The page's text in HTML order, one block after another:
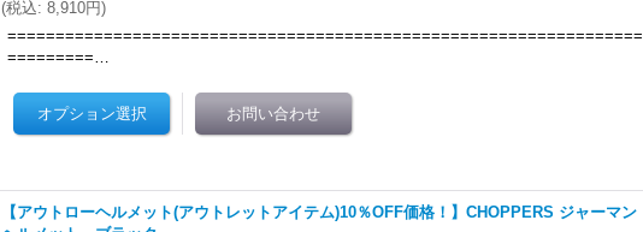
(税込: 8,910円)
==================================================================
=========…
【アウトローヘルメット(アウトレットアイテム)10％OFF価格！】CHOPPERS ジャーマン